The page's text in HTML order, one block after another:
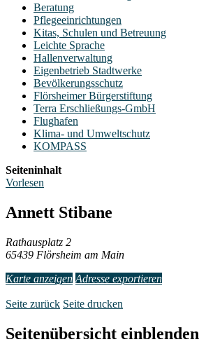
Beratung
Pflegeeinrichtungen
Kitas, Schulen und Betreuung
Leichte Sprache
Hallenverwaltung
Eigenbetrieb Stadtwerke
Bevölkerungsschutz
Flörsheimer Bürgerstiftung
Terra Erschließungs-GmbH
Flughafen
Klima- und Umweltschutz
KOMPASS
Seiteninhalt
Vorlesen
Annett Stibane
Rathausplatz 2
65439 Flörsheim am Main
Karte anzeigen Adresse exportieren
Seite zurück Seite drucken
Seitenübersicht einblenden